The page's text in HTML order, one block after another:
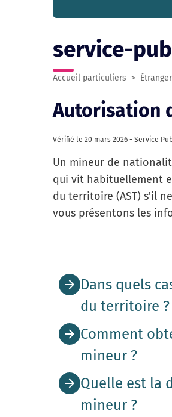
service-
Accueil particuliers >
Autorisation
Vérifié le 20 mars 2026 - Service
Un mineur de
qui vit habituellement
du territoire (AST) s'il
vous présentons les
Dans quels
du territoire ?
L’autorisation de sortie
sans être accompagné
Mineurs concernés
Comment
mineur ?
Vous devez remplir un
Quelle est la
mineur ?